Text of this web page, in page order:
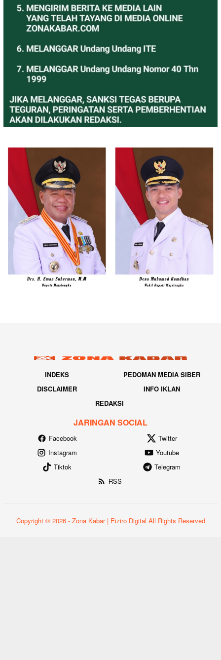
INDEKS
PEDOMAN MEDIA SIBER
DISCLAIMER
INFO IKLAN
REDAKSI
JARINGAN SOCIAL
Facebook
Twitter
Instagram
Youtube
Tiktok
Telegram
RSS
Copyright © 2026 - Zona Kabar | Eiziro Digital All Rights Reserved